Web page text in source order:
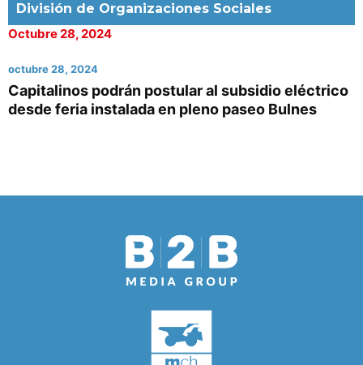
División de Organizaciones Sociales
Octubre 28, 2024
octubre 28, 2024
Capitalinos podrán postular al subsidio eléctrico
desde feria instalada en pleno paseo Bulnes